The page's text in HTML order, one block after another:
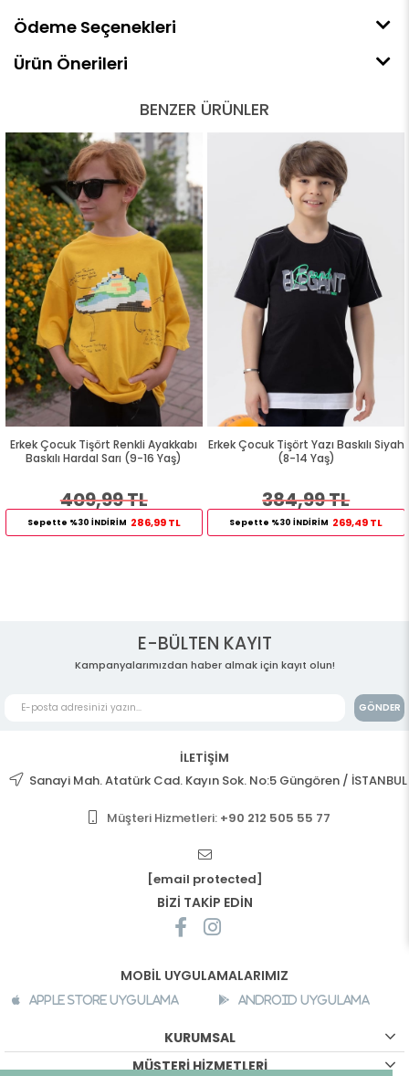
Ödeme Seçenekleri
Ürün Önerileri
BENZER ÜRÜNLER
Erkek Çocuk Tişört Renkli Ayakkabı
Baskılı Hardal Sarı (9-16 Yaş)
409,99 TL
Sepette %30 İNDİRİM 286,99 TL
Erkek Çocuk Tişört Yazı Baskılı Siyah
(8-14 Yaş)
384,99 TL
Sepette %30 İNDİRİM 269,49 TL
E-BÜLTEN KAYIT
Kampanyalarımızdan haber almak için kayıt olun!
GÖNDER
İLETİŞİM
Sanayi Mah. Atatürk Cad. Kayın Sok. No:5 Güngören / İSTANBUL
Müşteri Hizmetleri: +90 212 505 55 77
[email protected]
BİZİ TAKİP EDİN
MOBİL UYGULAMALARIMIZ
Apple Store Uygulama Android Uygulama
KURUMSAL
MÜŞTERİ HİZMETLERİ